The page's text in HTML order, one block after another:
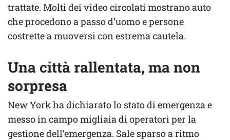
trattate. Molti dei video circolati mostrano auto
che procedono a passo d’uomo e persone
costrette a muoversi con estrema cautela.
Una città rallentata, ma non
sorpresa
New York ha dichiarato lo stato di emergenza e
messo in campo migliaia di operatori per la
gestione dell’emergenza. Sale sparso a ritmo